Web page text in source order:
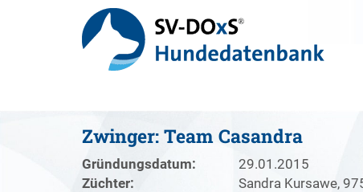
Zwinger: Team Casandra
Gründungsdatum:
29.01.2015
Züchter:
Sandra Kursawe,